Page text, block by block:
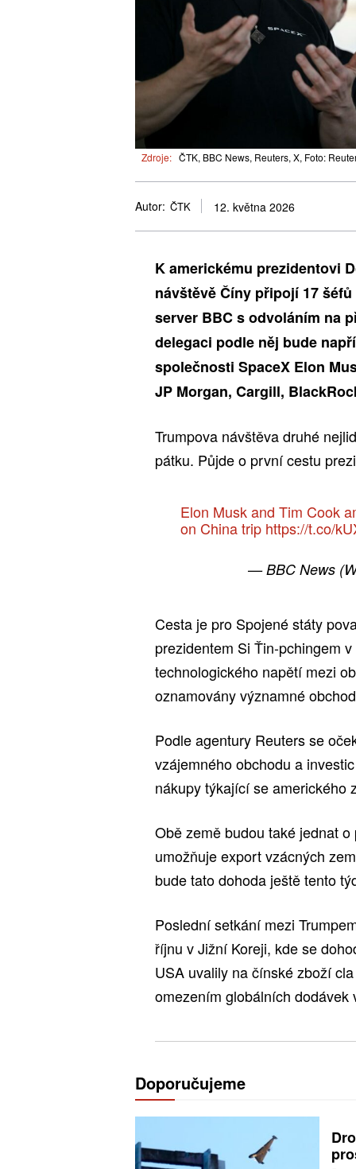
Zdroje: ČTK, BBC News, Reuters, X, Foto:
Autor: ČTK 12. května 2026
K americkému prezidentovi
návštěvě Číny připojí 17
server BBC s odvoláním na
delegaci podle něj bude
společnosti SpaceX Elon
JP Morgan, Cargill,
Trumpova návštěva druhé
pátku. Půjde o první cestu
Elon Musk and Tim Cook
on China trip https://t.co/
— BBC News
Cesta je pro Spojené státy
prezidentem Si Ťin-pchingem
technologického napětí mezi
oznamovány významné
Podle agentury Reuters se
vzájemného obchodu a
nákupy týkající se amerického
Obě země budou také jednat
umožňuje export vzácných
bude tato dohoda ještě tento
Poslední setkání mezi
říjnu v Jižní Koreji, kde se
USA uvalily na čínské zboží
omezením globálních dodávek
Doporučujeme